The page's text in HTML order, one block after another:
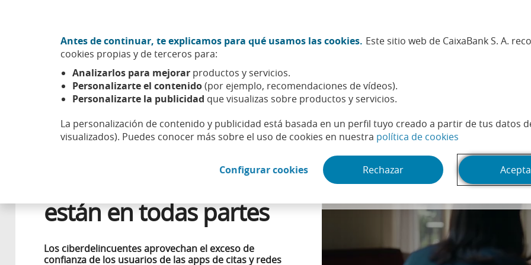
Antes de continuar, te explicamos para qué usamos las cookies. Este sitio web de CaixaBank S. A.
cookies propias y de terceros para:
Analizarlos para mejorar productos y servicios.
Personalizarte el contenido(por ejemplo, recomendaciones de vídeos).
Personalizarte la publicidad que visualizas sobre productos y servicios.
La personalización de contenido y publicidad está basada en un perfil tuyo creado a partir de tus datos
visualizados). Puedes conocer más sobre el uso de cookies en nuestra política de cookies
Configurar cookies(Abrir en ventana nueva)
Rechazar
Sobre nosotros
Esfera Innovación Tecnología El amor (y el fraude) están en todas partes
12 FEBRERO 2026
están en todas partes
Los ciberdelincuentes aprovechan el exceso de
confianza de los usuarios de las apps de citas y redes
Puedes acceder al contenido de ví­deo cambiando tu